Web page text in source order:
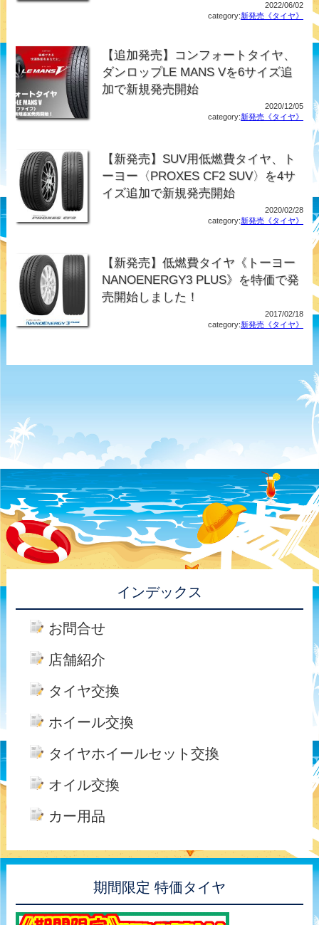
2022/06/02
category:新発売《タイヤ》
【追加発売】コンフォートタイヤ、
ダンロップLE MANS Vを6サイズ追
加で新規発売開始
2020/12/05
category:新発売《タイヤ》
【新発売】SUV用低燃費タイヤ、ト
ーヨー〈PROXES CF2 SUV〉を4サ
イズ追加で新規発売開始
2020/02/28
category:新発売《タイヤ》
【新発売】低燃費タイヤ《トーヨー
NANOENERGY3 PLUS》を特価で発
売開始しました！
2017/02/18
category:新発売《タイヤ》
インデックス
お問合せ
店舗紹介
タイヤ交換
ホイール交換
タイヤホイールセット交換
オイル交換
カー用品
期間限定 特価タイヤ